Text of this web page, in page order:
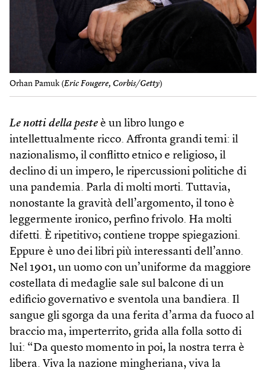
Orhan Pamuk (Eric Fougere, Corbis/Getty)
Le notti della peste è un libro lungo e
intellettualmente ricco. Affronta grandi temi: il
nazionalismo, il conflitto etnico e religioso, il
declino di un impero, le ripercussioni politiche di
una pandemia. Parla di molti morti. Tuttavia,
nonostante la gravità dell’argomento, il tono è
leggermente ironico, perfino frivolo. Ha molti
difetti. È ripetitivo; contiene troppe spiegazioni.
Eppure è uno dei libri più interessanti dell’anno.
Nel 1901, un uomo con un’uniforme da maggiore
costellata di medaglie sale sul balcone di un
edificio governativo e sventola una bandiera. Il
sangue gli sgorga da una ferita d’arma da fuoco al
braccio ma, imperterrito, grida alla folla sotto di
lui: “Da questo momento in poi, la nostra terra è
libera. Viva la nazione mingheriana, viva la